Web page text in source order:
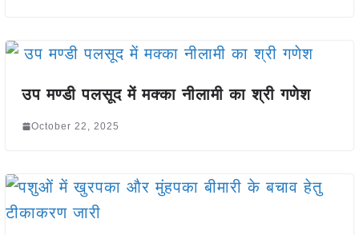
उप मण्डी पलसूद में मक्का नीलामी का श्री गणेश
October 22, 2025